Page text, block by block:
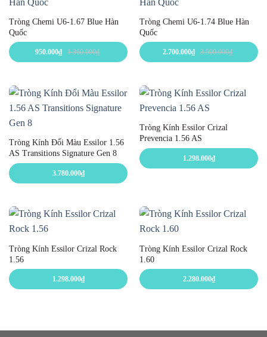
Tròng Chemi U6-1.67 Blue Hàn
Quốc
950.000₫ 1.360.000₫
Tròng Chemi U6-1.74 Blue Hàn
Quốc
2.700.000₫ 3.500.000₫
Tròng Kính Đổi Màu Essilor 1.56
AS Transitions Signature Gen 8
3.780.000₫
Tròng Kính Essilor Crizal
Prevencia 1.56 AS
1.298.000₫
Tròng Kính Essilor Crizal Rock
1.56
1.298.000₫
Tròng Kính Essilor Crizal Rock
1.60
2.280.000₫